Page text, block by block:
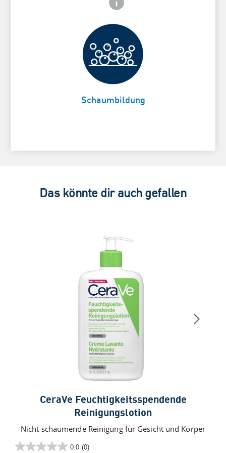
Schaumbildung
Erfrischt und reinigt sanft
Das könnte dir auch gefallen
CeraVe Feuchtigkeitsspendende
Reinigungslotion
Nicht schäumende Reinigung für Gesicht und Körper
0.0 (0)